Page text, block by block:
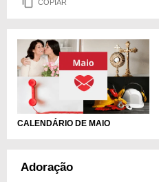
COPIAR
CALENDÁRIO DE MAIO
Adoração